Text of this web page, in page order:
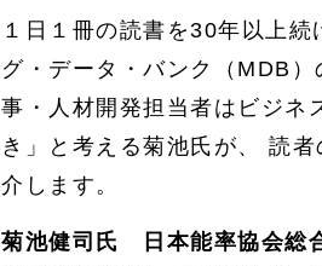
１日１冊の読書を30年以上
グ・データ・バンク（MDB
事・人材開発担当者はビジネ
き」と考える菊池氏が、 読
介します。
菊池健司氏 日本能率協会総